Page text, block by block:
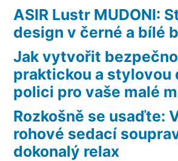
ASIR Lustr MUDONI:
design v černé a bílé
Jak vytvořit
praktickou a stylovou
polici pro vaše malé
Rozkošně se usaďte:
rohové sedací
dokonalý relax